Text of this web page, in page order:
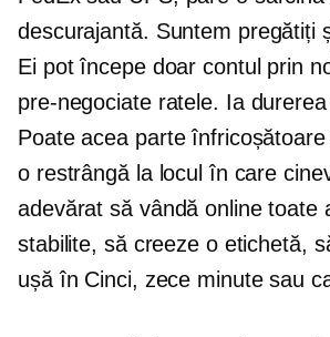
descurajantă. Suntem pregătiți
Ei pot începe doar contul prin
pre-negociateratele. Ia durerea
Poate acea parte
o restrângă la locul în care
adevărat să vândă online toate
stabilite, să creeze o etichetă,
ușă în Cinci, zece minute sau